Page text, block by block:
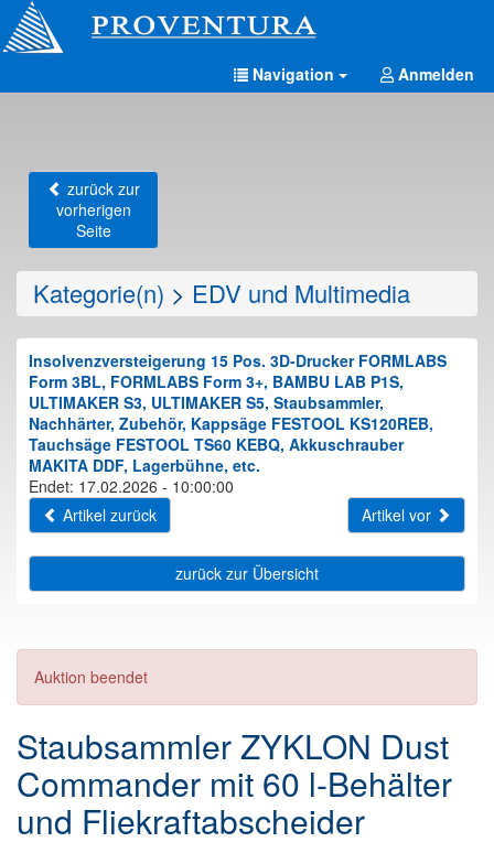
Navigation Anmelden
zurück zur
vorherigen
Seite
Kategorie(n) > EDV und Multimedia
Insolvenzversteigerung 15 Pos. 3D-Drucker FORMLABS
Form 3BL, FORMLABS Form 3+, BAMBU LAB P1S,
ULTIMAKER S3, ULTIMAKER S5, Staubsammler,
Nachhärter, Zubehör, Kappsäge FESTOOL KS120REB,
Tauchsäge FESTOOL TS60 KEBQ, Akkuschrauber
MAKITA DDF, Lagerbühne, etc.
Endet: 17.02.2026 - 10:00:00
Artikel zurück
Artikel vor
zurück zur Übersicht
Auktion beendet
Staubsammler ZYKLON Dust
Commander mit 60 l-Behälter
und Fliekraftabscheider